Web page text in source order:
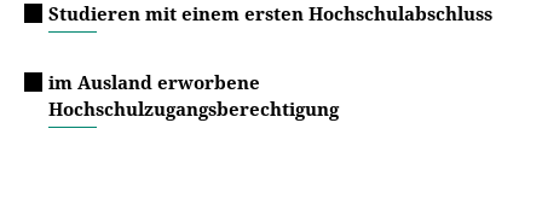
Studieren mit einem ersten Hochschulabschluss
im Ausland erworbene
Hochschulzugangsberechtigung